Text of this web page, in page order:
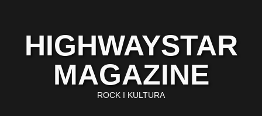
HIGHWAYSTAR
MAGAZINE
ROCK I KULTURA